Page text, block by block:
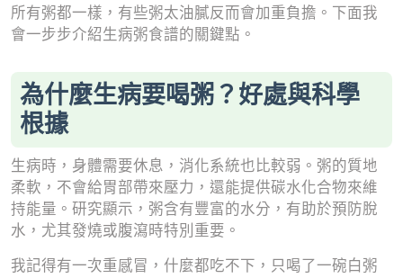
所有粥都一樣，有些粥太油膩反而會加重負擔。下面我
會一步步介紹生病粥食譜的關鍵點。
為什麼生病要喝粥？好處與科學
根據
生病時，身體需要休息，消化系統也比較弱。粥的質地
柔軟，不會給胃部帶來壓力，還能提供碳水化合物來維
持能量。研究顯示，粥含有豐富的水分，有助於預防脫
水，尤其發燒或腹瀉時特別重要。
我記得有一次重感冒，什麼都吃不下，只喝了一碗白粥